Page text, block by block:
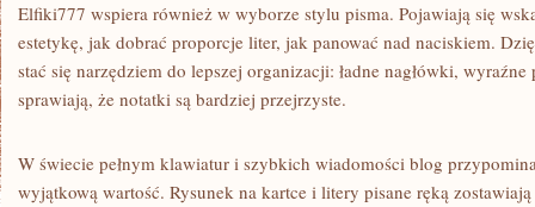
Elfiki777 wspiera również w wyborze stylu pisma. Pojawiają się
estetykę, jak dobrać proporcje liter, jak panować nad naciskiem.
stać się narzędziem do lepszej organizacji: ładne nagłówki,
sprawiają, że notatki są bardziej przejrzyste.
W świecie pełnym klawiatur i szybkich wiadomości blog
wyjątkową wartość. Rysunek na kartce i litery pisane ręką